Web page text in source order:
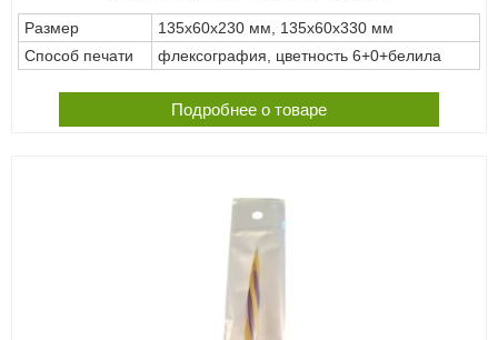
Размер
135х60х230 мм, 135х60х330 мм
Способ печати
флексография, цветность 6+0+белила
Подробнее о товаре